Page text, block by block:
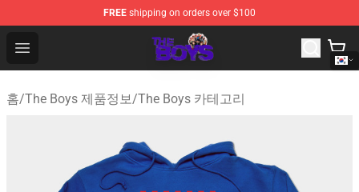
FREE shipping on orders over $100
Open menu
The Boys Store - Official The Boys Merchandise Shop
홈/The Boys 제품정보/The Boys 카테고리